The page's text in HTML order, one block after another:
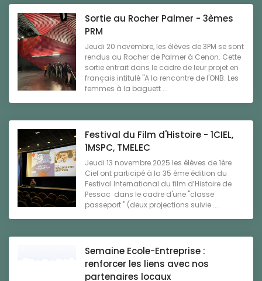
Sortie au Rocher Palmer - 3èmes
PRM
Jeudi 20 novembre, les élèves de 3PM se sont
rendus au Rocher de Palmer à Cenon. Cette
sortie entrait dans le cadre de leur projet en
français intitulé "A la rencontre de l'ONB. Les
femmes à la baguett ...
Festival du Film d'Histoire - 1CIEL,
1MSPC, TMELEC
Jeudi 13 novembre 2025 les élèves de 1ère
Ciel ont participé à la 35 ème édition du
Festival International du film d’Histoire de
Pessac dans le cadre d'une "classe
passeport " (deux projections suivie ...
Semaine Ecole-Entreprise :
renforcer les liens avec nos
partenaires locaux